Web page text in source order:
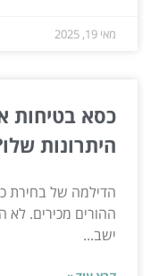
מאי 19, 2025
כסא בטיחות
היתרונות
הדילמה של בחירת
ההורים מכירים. לא
ישב...